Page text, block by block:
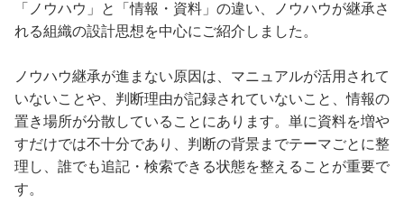
「ノウハウ」と「情報・資料」の違い、ノウハウが継承さ
れる組織の設計思想を中心にご紹介しました。
ノウハウ継承が進まない原因は、マニュアルが活用されて
いないことや、判断理由が記録されていないこと、情報の
置き場所が分散していることにあります。単に資料を増や
すだけでは不十分であり、判断の背景までテーマごとに整
理し、誰でも追記・検索できる状態を整えることが重要で
す。